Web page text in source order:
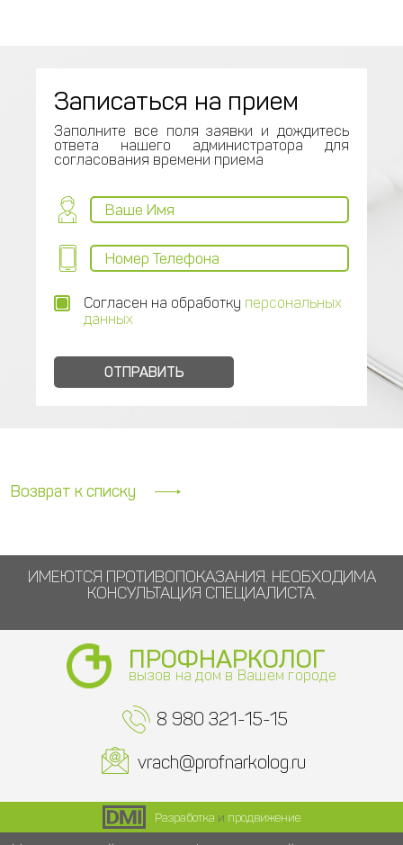
Записаться на прием
Заполните все поля заявки и дождитесь
ответа нашего администратора для
согласования времени приема
Согласен на обработку персональных
данных
Возврат к списку
ИМЕЮТСЯ ПРОТИВОПОКАЗАНИЯ. НЕОБХОДИМА
КОНСУЛЬТАЦИЯ СПЕЦИАЛИСТА.
ПРОФНАРКОЛОГ
вызов на дом в Вашем городе
8 980 321-15-15
vrach@profnarkolog.ru
Разработка и продвижение